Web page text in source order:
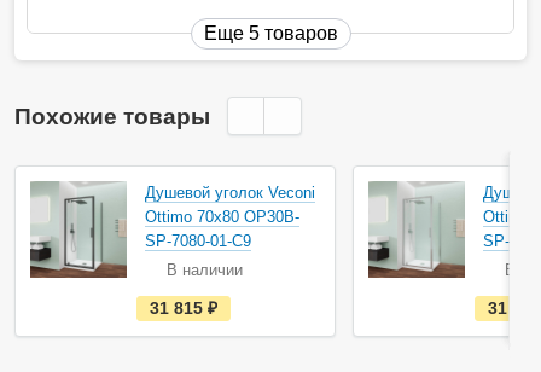
Еще 5 товаров
Похожие товары
Душевой уголок Veconi
Ottimo 70х80 OP30B-
SP-7080-01-C9
В наличии
е
с
т
31 815
Ottimo
SP-
В
31